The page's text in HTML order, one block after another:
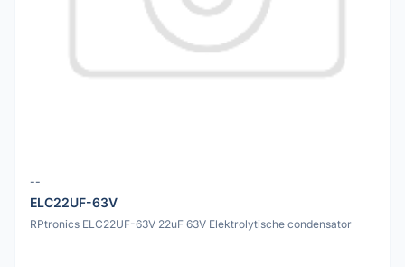
--
ELC22UF-63V
RPtronics ELC22UF-63V 22uF 63V Elektrolytische condensator